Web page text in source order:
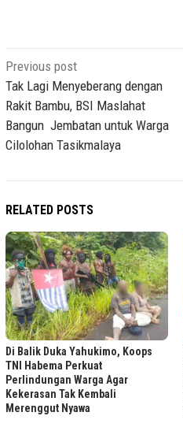
Post
navigation
Previous post
Tak Lagi Menyeberang dengan
Rakit Bambu, BSI Maslahat
Bangun Jembatan untuk Warga
Cilolohan Tasikmalaya
RELATED POSTS
Di Balik Duka Yahukimo, Koops
TNI Habema Perkuat
Perlindungan Warga Agar
Kekerasan Tak Kembali
Merenggut Nyawa